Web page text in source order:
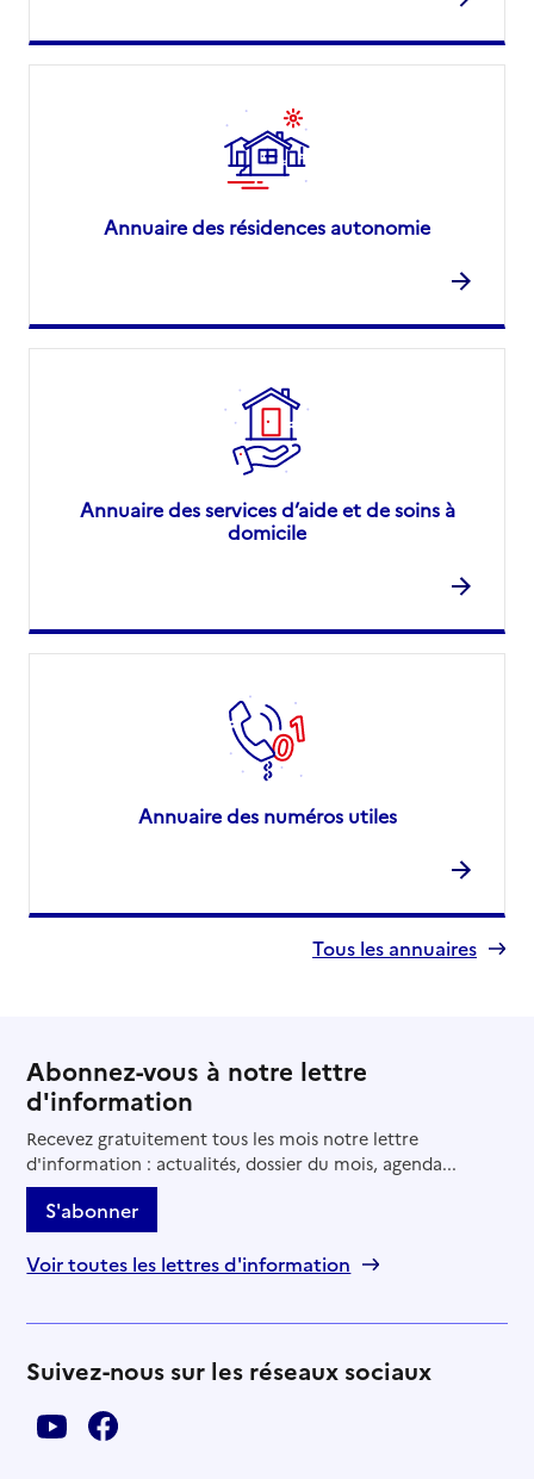
Annuaire des résidences autonomie
Annuaire des services d’aide et de soins à
domicile
Annuaire des numéros utiles
Tous les annuaires
Abonnez-vous à notre lettre
d'information
Recevez gratuitement tous les mois notre lettre
d'information : actualités, dossier du mois, agenda...
S'abonner
Voir toutes les lettres d'information
Suivez-nous sur les réseaux sociaux